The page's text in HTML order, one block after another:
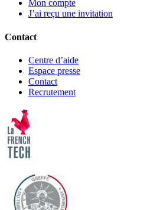
Mon compte
J’ai reçu une invitation
Contact
Centre d’aide
Espace presse
Contact
Recrutement